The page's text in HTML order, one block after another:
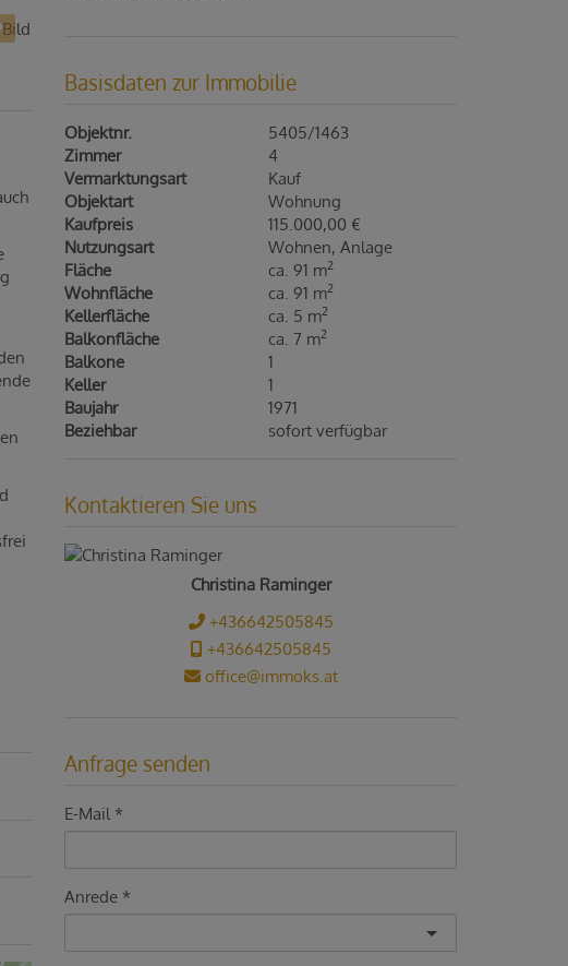
Basisdaten zur Immobilie
Objektnr.
5405/1463
Zimmer
4
Vermarktungsart
Kauf
Objektart
Wohnung
Kaufpreis
115.000,00 €
Nutzungsart
Wohnen Anlage
Fläche
ca. 91 m2
Wohnfläche ca. 91 m2
Kellerfläche ca. 5 m2
Balkonfläche ca. 7 m2
Balkone
1
Keller
1
Baujahr
1971
Beziehbar
sofort verfügbar
Kontaktieren Sie uns
Christina Raminger
+436642505845
+436642505845
office@immoks.at
Anfrage senden
E-Mail
Anrede